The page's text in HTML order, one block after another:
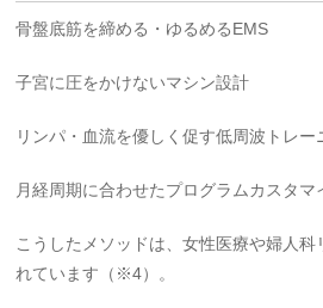
骨盤底筋を締める・ゆるめるEMS
子宮に圧をかけないマシン設計
リンパ・血流を優しく促す低周波トレー
月経周期に合わせたプログラムカスタマ
こうしたメソッドは、女性医療や婦人科
れています（※4）。